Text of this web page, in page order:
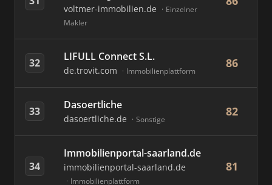
voltmer-immobilien.de
Einzelner
Makler
32 LIFULL Connect S.L.
de.trovit.com Immobilienplattform
86
33 Dasoertliche
dasoertliche.de Sonstige
82
34
Immobilienportal-saarland.de
immobilienportal-saarland.de
Immobilienplattform
81